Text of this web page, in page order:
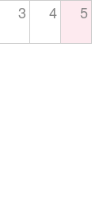
3 4 5